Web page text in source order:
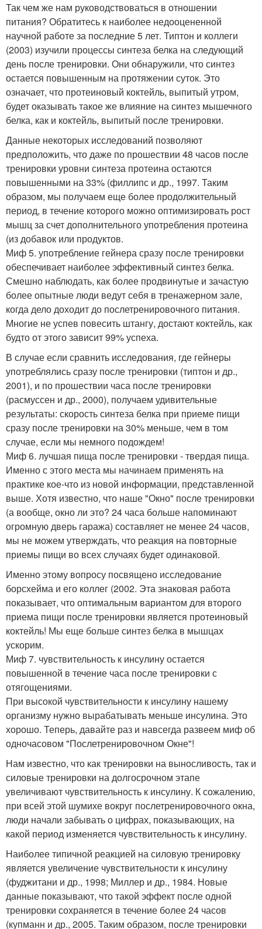
Так чем же нам руководствоваться в отношении
питания? Обратитесь к наиболее недооцененной
научной работе за последние 5 лет. Типтон и коллеги
(2003) изучили процессы синтеза белка на следующий
день после тренировки. Они обнаружили, что синтез
остается повышенным на протяжении суток. Это
означает, что протеиновый коктейль, выпитый утром,
будет оказывать такое же влияние на синтез мышечного
белка, как и коктейль, выпитый после тренировки.
Данные некоторых исследований позволяют
предположить, что даже по прошествии 48 часов после
тренировки уровни синтеза протеина остаются
повышенными на 33% (филлипс и др., 1997. Таким
образом, мы получаем еще более продолжительный
период, в течение которого можно оптимизировать рост
мышц за счет дополнительного употребления протеина
(из добавок или продуктов.
Миф 5. употребление гейнера сразу после тренировки
обеспечивает наиболее эффективный синтез белка.
Смешно наблюдать, как более продвинутые и зачастую
более опытные люди ведут себя в тренажерном зале,
когда дело доходит до послетренировочного питания.
Многие не успев повесить штангу, достают коктейль, как
будто от этого зависит 99% успеха.
В случае если сравнить исследования, где гейнеры
употреблялись сразу после тренировки (типтон и др.,
2001), и по прошествии часа после тренировки
(расмуссен и др., 2000), получаем удивительные
результаты: скорость синтеза белка при приеме пищи
сразу после тренировки на 30% меньше, чем в том
случае, если мы немного подождем!
Миф 6. лучшая пища после тренировки - твердая пища.
Именно с этого места мы начинаем применять на
практике кое-что из новой информации, представленной
выше. Хотя известно, что наше "Окно" после тренировки
(а вообще, окно ли это? 24 часа больше напоминают
огромную дверь гаража) составляет не менее 24 часов,
мы не можем утверждать, что реакция на повторные
приемы пищи во всех случаях будет одинаковой.
Именно этому вопросу посвящено исследование
борсхейма и его коллег (2002. Эта знаковая работа
показывает, что оптимальным вариантом для второго
приема пищи после тренировки является протеиновый
коктейль! Мы еще больше синтез белка в мышцах
ускорим.
Миф 7. чувствительность к инсулину остается
повышенной в течение часа после тренировки с
отягощениями.
При высокой чувствительности к инсулину нашему
организму нужно вырабатывать меньше инсулина. Это
хорошо. Теперь, давайте раз и навсегда развеем миф об
одночасовом "Послетренировочном Окне"!
Нам известно, что как тренировки на выносливость, так и
силовые тренировки на долгосрочном этапе
увеличивают чувствительность к инсулину. К сожалению,
при всей этой шумихе вокруг послетренировочного окна,
люди начали забывать о цифрах, показывающих, на
какой период изменяется чувствительность к инсулину.
Наиболее типичной реакцией на силовую тренировку
является увеличение чувствительности к инсулину
(фуджитани и др., 1998; Миллер и др., 1984. Новые
данные показывают, что такой эффект после одной
тренировки сохраняется в течение более 24 часов
(купманн и др., 2005. Таким образом, после тренировки